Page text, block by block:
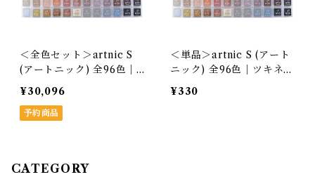
＜全色セット＞artnic S
(アートニック) 全96色｜
ツキネコ［お得 スタンプ
台 カラーバリエーション
豊富 実用的 日本製］
¥30,096
予約商品
＜単品＞artnic S (アート
ニック) 全96色｜ツキネコ
［スタンプ台 水性ピグメ
ントインクパッド 日本
¥330
CATEGORY